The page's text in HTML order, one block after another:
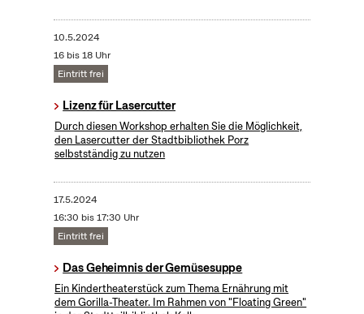
10.5.2024
16 bis 18 Uhr
Eintritt frei
Lizenz für Lasercutter
Durch diesen Workshop erhalten Sie die Möglichkeit,
den Lasercutter der Stadtbibliothek Porz
selbstständig zu nutzen
17.5.2024
16:30 bis 17:30 Uhr
Eintritt frei
Das Geheimnis der Gemüsesuppe
Ein Kindertheaterstück zum Thema Ernährung mit
dem Gorilla-Theater. Im Rahmen von "Floating Green"